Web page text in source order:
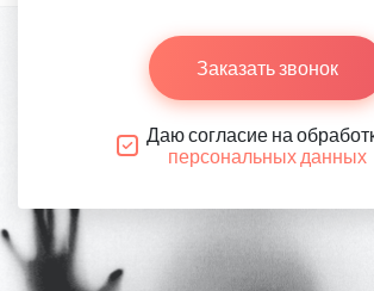
Заказать звонок
Даю согласие на
персональных данных